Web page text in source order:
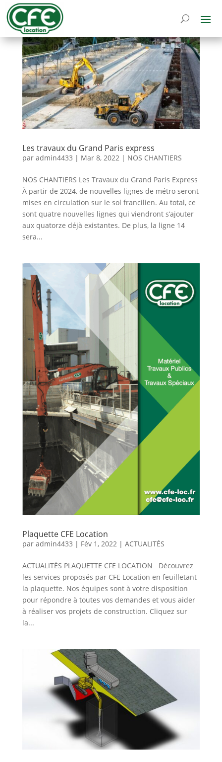
Les travaux du Grand Paris express
par admin4433 | Mar 8, 2022 | NOS CHANTIERS
NOS CHANTIERS Les Travaux du Grand Paris Express
À partir de 2024, de nouvelles lignes de métro seront
mises en circulation sur le sol francilien. Au total, ce
sont quatre nouvelles lignes qui viendront s’ajouter
aux quatorze déjà existantes. De plus, la ligne 14
sera...
Plaquette CFE Location
par admin4433 | Fév 1, 2022| ACTUALITÉS
ACTUALITÉS PLAQUETTE CFE LOCATION Découvrez
les services proposés par CFE Location en feuilletant
la plaquette. Nos équipes sont à votre disposition
pour répondre à toutes vos demandes et vous aider
à réaliser vos projets de construction. Cliquez sur
la...